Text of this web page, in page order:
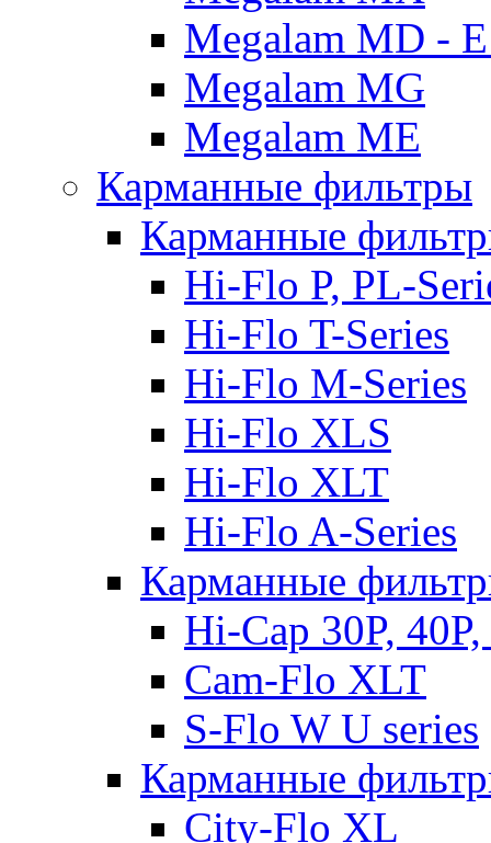
Megalam MD -
Megalam MG
Megalam ME
Карманные фильтры
Карманные
Hi-Flo P, PL-
Hi-Flo T-Series
Hi-Flo M-Series
Hi-Flo XLS
Hi-Flo XLT
Hi-Flo A-Series
Карманные
Hi-Cap 30P,
Cam-Flo XLT
S-Flo W U series
Карманные
City-Flo XL